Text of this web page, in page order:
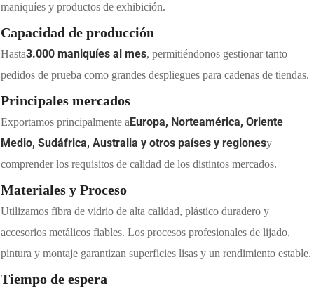
maniquíes y productos de exhibición.
Capacidad de producción
Hasta3.000 maniquíes al mes, permitiéndonos gestionar tanto
pedidos de prueba como grandes despliegues para cadenas de tiendas.
Principales mercados
Exportamos principalmente aEuropa, Norteamérica, Oriente
Medio, Sudáfrica, Australia y otros países y regionesy
comprender los requisitos de calidad de los distintos mercados.
Materiales y Proceso
Utilizamos fibra de vidrio de alta calidad, plástico duradero y
accesorios metálicos fiables. Los procesos profesionales de lijado,
pintura y montaje garantizan superficies lisas y un rendimiento estable.
Tiempo de espera